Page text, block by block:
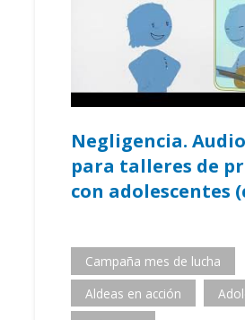
Negligencia.
para talleres de
con adolescentes
Campaña mes de lucha
Aldeas en acción